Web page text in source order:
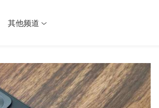
其他频道